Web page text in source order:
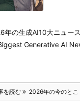
年の生成AI10大ニュー
Generative AI
を読む 2026年の今のとこ